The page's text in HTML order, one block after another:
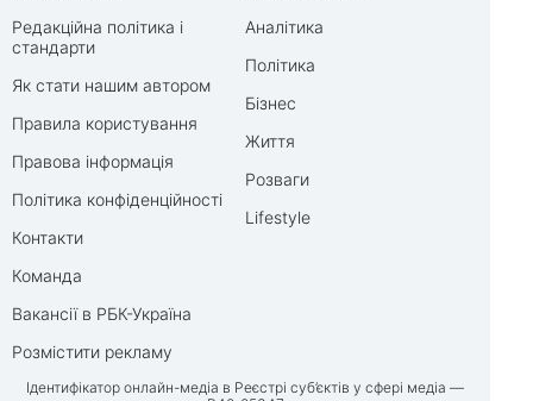
Редакційна політика і
стандарти
Як стати нашим автором
Правила користування
Правова інформація
Політика конфіденційності
Контакти
Команда
Вакансії в РБК-Україна
Розмістити рекламу
Аналітика
Політика
Бізнес
Життя
Розваги
Lifestyle
Ідентифікатор онлайн-медіа в Реєстрі суб’єктів у сфері медіа —